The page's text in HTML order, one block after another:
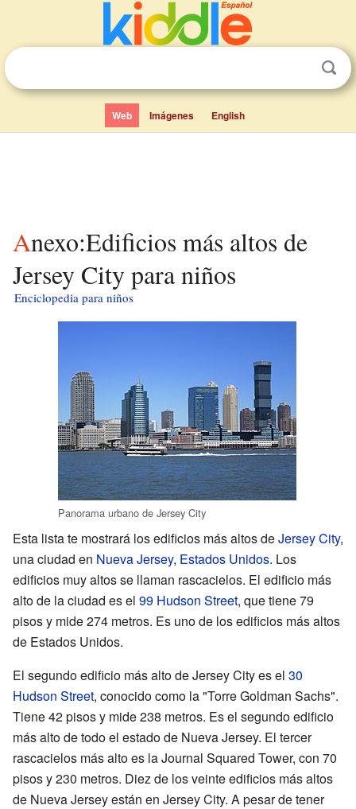
Web Imágenes English
Anexo:Edificios más altos de
Jersey City para niños
Enciclopedia para niños
Panorama urbano de Jersey City
Esta lista te mostrará los edificios más altos deJersey City,
una ciudad en Nueva Jersey, Estados Unidos. Los
edificios muy altos se llaman rascacielos. El edificio más
alto de la ciudad es el 99 Hudson Street, que tiene 79
pisos y mide 274 metros. Es uno de los edificios más altos
de Estados Unidos.
El segundo edificio más alto de Jersey City es el 30
Hudson Street, conocido como la "Torre Goldman Sachs".
Tiene 42 pisos y mide 238 metros. Es el segundo edificio
más alto de todo el estado de Nueva Jersey. El tercer
rascacielos más alto es la Journal Squared Tower, con 70
pisos y 230 metros. Diez de los veinte edificios más altos
de Nueva Jersey están en Jersey City. A pesar de tener